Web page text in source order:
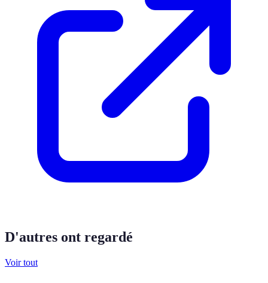
D'autres ont regardé
Voir tout